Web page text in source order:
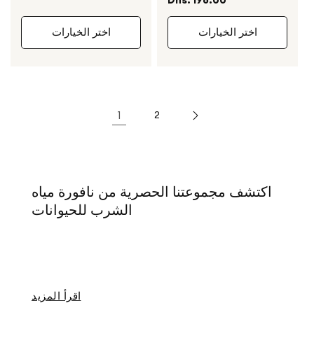
اختر الخيارات
العادي
اختر الخيارات
1 2
اكتشف مجموعتنا الحصرية من نافورة مياه
الشرب للحيوانات
اقرأ المزيد